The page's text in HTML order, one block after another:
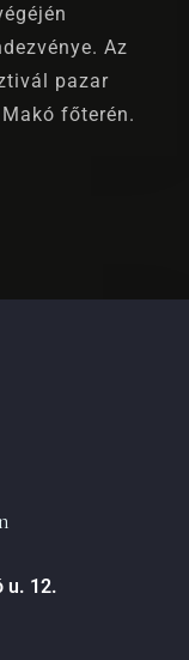
Az
pazar
főterén.
u. 12.